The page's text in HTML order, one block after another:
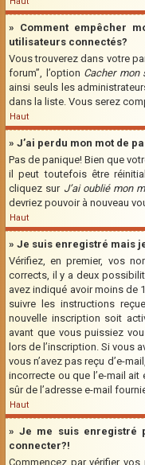
» Comment empêcher
utilisateurs connectés?
Vous trouverez dans votre
forum”, l’option Cacher mon
ainsi seuls les
dans la liste. Vous serez
Haut
» J’ai perdu mon mot de
Pas de panique! Bien que
il peut toutefois être
cliquez sur J’ai oublié mon
devriez pouvoir à nouveau
Haut
» Je suis enregistré mais
Vérifiez, en premier, vos
corrects, il y a deux
avez indiqué avoir moins de
suivre les instructions
nouvelle inscription soit
avant que vous puissiez
lors de l’inscription. Si vous
vous n’avez pas reçu d’e-
incorrecte ou que l’e-mail
sûr de l’adresse e-mail
Haut
» Je me suis enregistré
connecter?!
Commencez par vérifier